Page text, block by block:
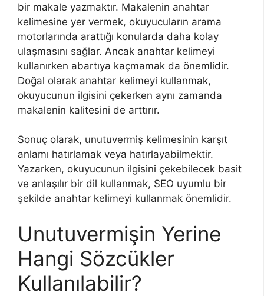
bir makale yazmaktır. Makalenin anahtar
kelimesine yer vermek, okuyucuların arama
motorlarında arattığı konularda daha kolay
ulaşmasını sağlar. Ancak anahtar kelimeyi
kullanırken abartıya kaçmamak da önemlidir.
Doğal olarak anahtar kelimeyi kullanmak,
okuyucunun ilgisini çekerken aynı zamanda
makalenin kalitesini de arttırır.
Sonuç olarak, unutuvermiş kelimesinin karşıt
anlamı hatırlamak veya hatırlayabilmektir.
Yazarken, okuyucunun ilgisini çekebilecek basit
ve anlaşılır bir dil kullanmak, SEO uyumlu bir
şekilde anahtar kelimeyi kullanmak önemlidir.
Unutuvermişin Yerine
Hangi Sözcükler
Kullanılabilir?